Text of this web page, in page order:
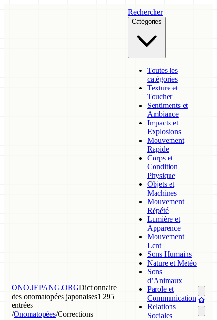
ONO.JEPANG.ORGDictionnaire
des onomatopées japonaises1 295
entrées
/Onomatopées/Corrections
Rechercher
Catégories
Toutes les
catégories
Texture et
Toucher
Sentiments et
Ambiance
Impacts et
Explosions
Mouvement
Rapide
Corps et
Condition
Physique
Objets et
Machines
Mouvement
Répété
Lumière et
Apparence
Mouvement
Lent
Sons Humains
Nature et Météo
Sons
d’Animaux
Parole et
Communication
Relations
Sociales